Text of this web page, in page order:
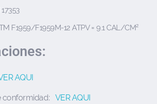
17353
F1959/F1959M-12 ATPV = 9.1 CAL/CM²
AQUI
conformidad: VER AQUI